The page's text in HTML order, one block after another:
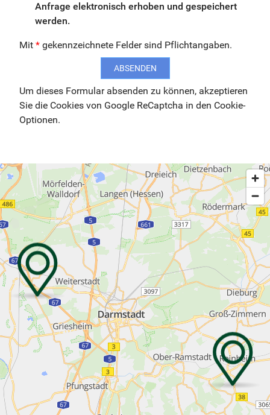
Anfrage elektronisch erhoben und gespeichert
werden.
Mit * gekennzeichnete Felder sind Pflichtangaben.
ABSENDEN
Um dieses Formular absenden zu können, akzeptieren
Sie die Cookies von Google ReCaptcha in den Cookie-
Optionen.